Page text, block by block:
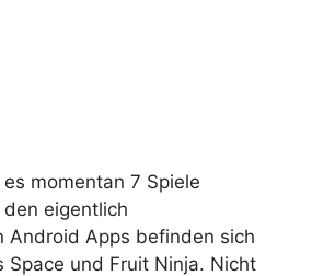
momentan 7 Spiele
eigentlich
Android Apps befinden sich
Space und Fruit Ninja. Nicht